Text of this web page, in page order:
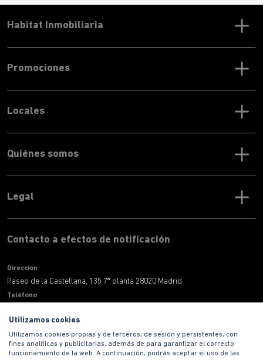
Promociones
Locales
Contacto a efectos de notificación
Dirección
Paseo de la Castellana, 135 7ª planta 28020 Madrid
Teléfono
Correo electronico
informacion@habitat.es
Territoriales
Quiénes somos
Legal
Habitat Inmobiliaria
Utilizamos cookies
Utilizamos cookies propias y de terceros, de sesión y persistentes, con
fines analíticas y publicitarias, además de para garantizar el correcto
funcionamiento de la web. A continuación, podrás aceptar el uso de las